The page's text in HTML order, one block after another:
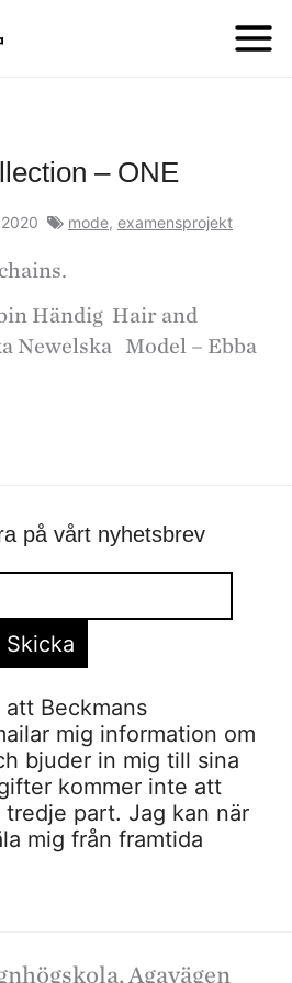
– ONE
mode, examensprojekt
Händig Hair and
Newelska Model – Ebba
på vårt nyhetsbrev
Beckmans
mig information om
bjuder in mig till sina
kommer inte att
part. Jag kan när
mig från framtida
Agavägen